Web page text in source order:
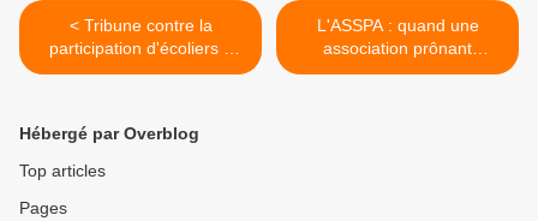
< Tribune contre la
participation d'écoliers à
l'ouverture de la féria
L'ASSPA : quand une
association prônant
l'inclusion assume le clivage
Hébergé par Overblog
Top articles
Pages